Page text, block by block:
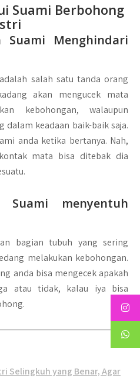
Suami Berbohong
Suami Menghindari
salah satu tanda orang
akan mengucek mata
kebohongan, walaupun
dalam keadaan baik-baik saja.
anda ketika bertanya. Nah,
mata bisa ditebak dia
menyentuh
bagian tubuh yang sering
melakukan kebohongan.
anda bisa mengecek apakah
atau tidak, kalau iya bisa
Selingkuh yang Benar, Agar